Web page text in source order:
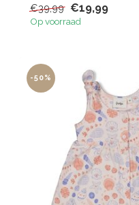
€39,99 €19,99
Op voorraad
-50%